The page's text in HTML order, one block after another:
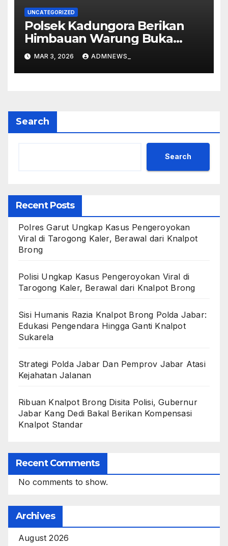
UNCATEGORIZED
Polsek Kadungora Berikan
Himbauan Warung Buka
Siang Hari
MAR 3, 2026 ADMNEWS_
Search
Search
Recent Posts
Polres Garut Ungkap Kasus Pengeroyokan
Viral di Tarogong Kaler, Berawal dari Knalpot
Brong
Polisi Ungkap Kasus Pengeroyokan Viral di
Tarogong Kaler, Berawal dari Knalpot Brong
Sisi Humanis Razia Knalpot Brong Polda Jabar:
Edukasi Pengendara Hingga Ganti Knalpot
Sukarela
Strategi Polda Jabar Dan Pemprov Jabar Atasi
Kejahatan Jalanan
Ribuan Knalpot Brong Disita Polisi, Gubernur
Jabar Kang Dedi Bakal Berikan Kompensasi
Knalpot Standar
Recent Comments
No comments to show.
Archives
August 2026